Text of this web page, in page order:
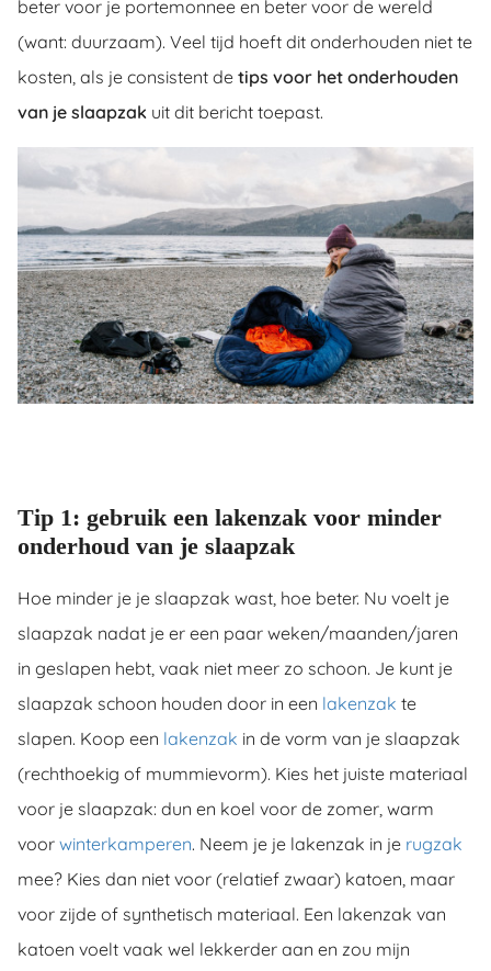
beter voor je portemonnee en beter voor de wereld
(want: duurzaam). Veel tijd hoeft dit onderhouden niet te
kosten, als je consistent de tips voor het onderhouden
van je slaapzak uit dit bericht toepast.
Tip 1: gebruik een lakenzak voor minder
onderhoud van je slaapzak
Hoe minder je je slaapzak wast, hoe beter. Nu voelt je
slaapzak nadat je er een paar weken/maanden/jaren
in geslapen hebt, vaak niet meer zo schoon. Je kunt je
slaapzak schoon houden door in een lakenzak te
slapen. Koop een lakenzak in de vorm van je slaapzak
(rechthoekig of mummievorm). Kies het juiste materiaal
voor je slaapzak: dun en koel voor de zomer, warm
voor winterkamperen. Neem je je lakenzak in je rugzak
mee? Kies dan niet voor (relatief zwaar) katoen, maar
voor zijde of synthetisch materiaal. Een lakenzak van
katoen voelt vaak wel lekkerder aan en zou mijn
te
over
van
gebruikt
te
de
Hierdoor
website-